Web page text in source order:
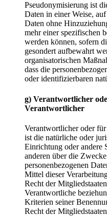
Pseudonymisierung ist
Daten in einer Weise,
Daten ohne
mehr einer spezifischen
werden können, sofern
gesondert aufbewahrt
organisatorischen
dass die
oder identifizierbaren
g) Verantwortlicher
Verantwortlicher
Verantwortlicher oder
ist die natürliche oder
Einrichtung oder andere
anderen über die
personenbezogenen
Mittel dieser
Recht der
Verantwortliche
Kriterien seiner
Recht der